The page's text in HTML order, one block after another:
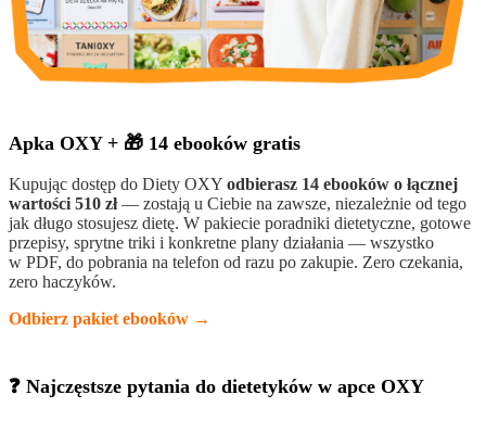
Apka OXY + 🎁 14 ebooków gratis
Kupując dostęp do Diety OXY odbierasz 14 ebooków o łącznej
wartości 510 zł— zostają u Ciebie na zawsze, niezależnie od tego
jak długo stosujesz dietę. W pakiecie poradniki dietetyczne, gotowe
przepisy, sprytne triki i konkretne plany działania — wszystko
w PDF, do pobrania na telefon od razu po zakupie. Zero czekania,
zero haczyków.
Odbierz pakiet ebooków →
❓ Najczęstsze pytania do dietetyków w apce OXY